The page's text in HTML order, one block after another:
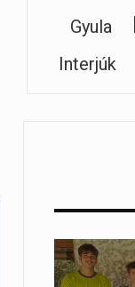
Gyula
Interjúk